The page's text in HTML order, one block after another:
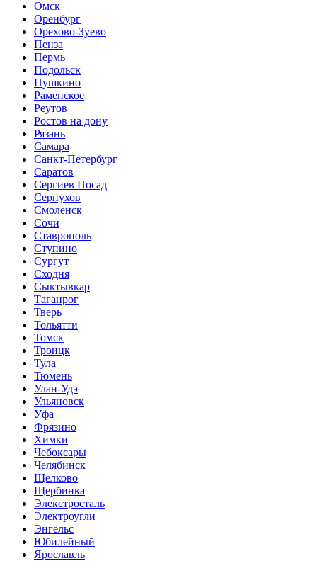
Омск
Оренбург
Орехово-Зуево
Пенза
Пермь
Подольск
Пушкино
Раменское
Реутов
Ростов на дону
Рязань
Самара
Санкт-Петербург
Саратов
Сергиев Посад
Серпухов
Смоленск
Сочи
Ставрополь
Ступино
Сургут
Сходня
Сыктывкар
Таганрог
Тверь
Тольятти
Томск
Троицк
Тула
Тюмень
Улан-Удэ
Ульяновск
Уфа
Фрязино
Химки
Чебоксары
Челябинск
Щелково
Щербинка
Элекстросталь
Электроугли
Энгельс
Юбилейный
Ярославль